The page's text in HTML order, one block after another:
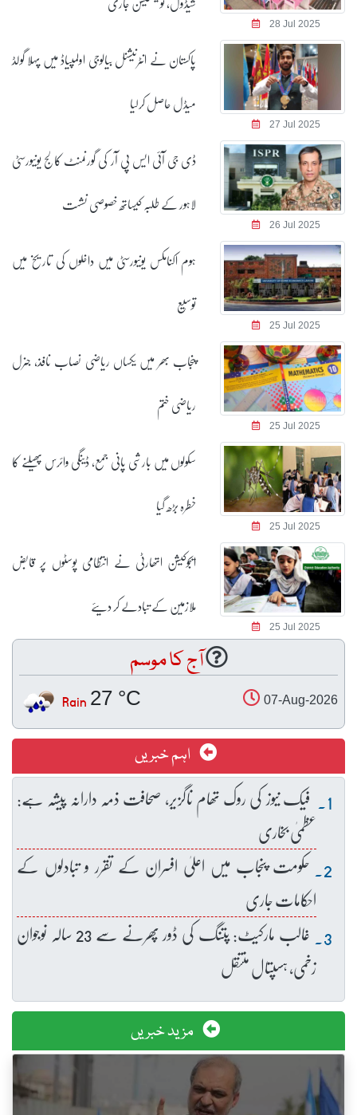
28 Jul 2025
27 Jul 2025
پاکستان نے انٹرنیشنل بیالوجی اولمپیاڈ میں پہلا گولڈ
میڈل حاصل کرلیا
26 Jul 2025
ڈی جی آئی ایس پی آر کی گورنمنٹ کالج یونیورسٹی
لاہور کے طلبہ کیساتھ خصوصی نشست
25 Jul 2025
ہوم اکنامکس یونیورسٹی میں داخلوں کی تاریخ میں
توسیع
25 Jul 2025
پنجاب بھر میں یکساں ریاضی نصاب نافذ، جنرل
ریاضی ختم
25 Jul 2025
سکولوں میں بارشی پانی جمع، ڈینگی وائرس پھیلنے کا
خطرہ بڑھ گیا
25 Jul 2025
ایجوکیشن اتھارٹی نے انتظامی پوسٹوں پر قابض
ملازمین کے تبادلے کر دیئے
آج کا موسم
07-Aug-2026
27 °C
Rain
اہم خبریں
فیک نیوز کی روک تھام ناگزیر، صحافت ذمہ دارانہ پیشہ ہے:
عظمیٰ بخاری
حکومت پنجاب میں اعلیٰ افسران کے تقرر و تبادلوں کے
احکامات جاری
غالب مارکیٹ: پتنگ کی ڈور پھرنے سے 23 سالہ نوجوان
زخمی، ہسپتال منتقل
مزید خبریں